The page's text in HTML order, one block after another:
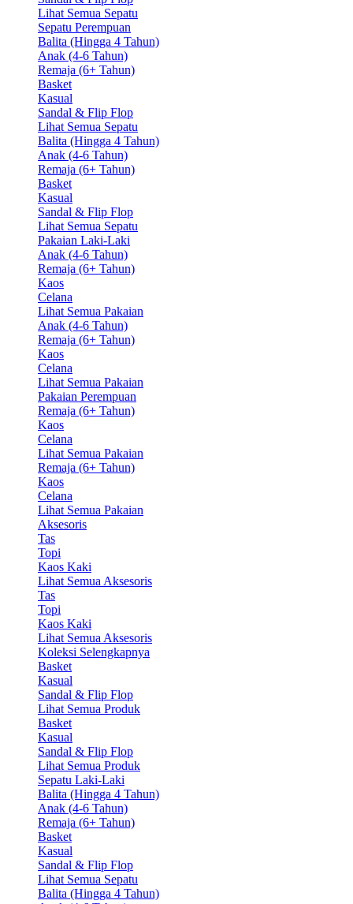
Lihat Semua Sepatu
Sepatu Perempuan
Balita (Hingga 4 Tahun)
Anak (4-6 Tahun)
Remaja (6+ Tahun)
Basket
Kasual
Sandal & Flip Flop
Lihat Semua Sepatu
Balita (Hingga 4 Tahun)
Anak (4-6 Tahun)
Remaja (6+ Tahun)
Basket
Kasual
Sandal & Flip Flop
Lihat Semua Sepatu
Pakaian Laki-Laki
Anak (4-6 Tahun)
Remaja (6+ Tahun)
Kaos
Celana
Lihat Semua Pakaian
Anak (4-6 Tahun)
Remaja (6+ Tahun)
Kaos
Celana
Lihat Semua Pakaian
Pakaian Perempuan
Remaja (6+ Tahun)
Kaos
Celana
Lihat Semua Pakaian
Remaja (6+ Tahun)
Kaos
Celana
Lihat Semua Pakaian
Aksesoris
Tas
Topi
Kaos Kaki
Lihat Semua Aksesoris
Tas
Topi
Kaos Kaki
Lihat Semua Aksesoris
Koleksi Selengkapnya
Basket
Kasual
Sandal & Flip Flop
Lihat Semua Produk
Basket
Kasual
Sandal & Flip Flop
Lihat Semua Produk
Sepatu Laki-Laki
Balita (Hingga 4 Tahun)
Anak (4-6 Tahun)
Remaja (6+ Tahun)
Basket
Kasual
Sandal & Flip Flop
Lihat Semua Sepatu
Balita (Hingga 4 Tahun)